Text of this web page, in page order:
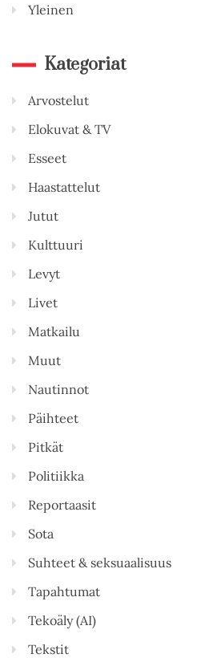
Yleinen
Kategoriat
Arvostelut
Elokuvat & TV
Esseet
Haastattelut
Jutut
Kulttuuri
Levyt
Livet
Matkailu
Muut
Nautinnot
Päihteet
Pitkät
Politiikka
Reportaasit
Sota
Suhteet & seksuaalisuus
Tapahtumat
Tekoäly (AI)
Tekstit